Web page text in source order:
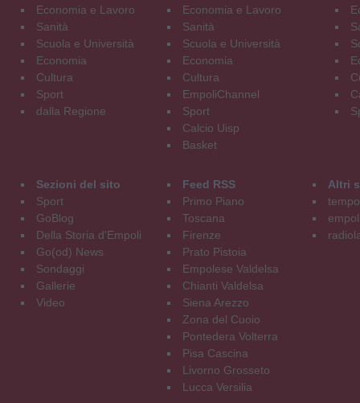
Economia e Lavoro
Sanità
Scuola e Università
Economia
Cultura
Sport
dalla Regione
Economia e Lavoro
Sanità
Scuola e Università
Economia
Cultura
EmpoliChannel
Sport
Calcio Uisp
Basket
Sezioni del sito
Sport
GoBlog
Della Storia d'Empoli
Go(od) News
Sondaggi
Gallerie
Video
Feed RSS
Primo Piano
Toscana
Firenze
Prato Pistoia
Empolese Valdelsa
Chianti Valdelsa
Siena Arezzo
Zona del Cuoio
Pontedera Volterra
Pisa Cascina
Livorno Grosseto
Lucca Versilia
Altri